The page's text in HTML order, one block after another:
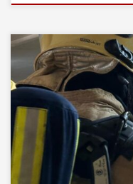
Am gestrigen Samstag
Kufstein am Atemschutz-
konnte in der Kategorie
Atemschutz-
herausfordernde
technisches Wissen und
Prüfungsaufgaben
Retten von […]